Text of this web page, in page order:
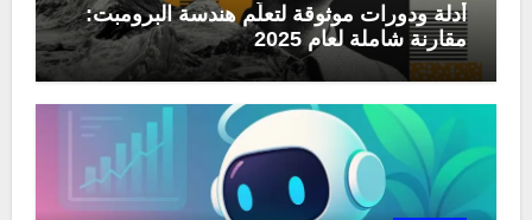
أدلة ودورات موثوقة لتعلّم هندسة البرومبت:
مقارنة شاملة لعام 2025